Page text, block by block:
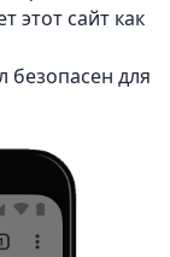
этот сайт как
для